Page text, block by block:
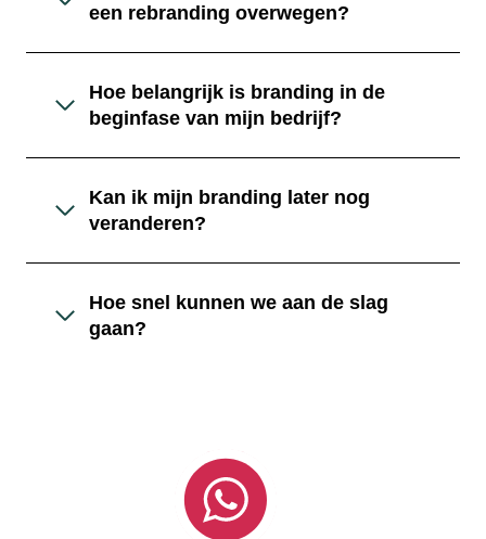
een rebranding overwegen?
Hoe belangrijk is branding in de
beginfase van mijn bedrijf?
Kan ik mijn branding later nog
veranderen?
Hoe snel kunnen we aan de slag
gaan?